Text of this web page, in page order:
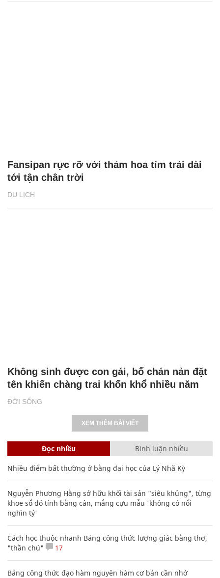
DU LỊCH
Fansipan rực rỡ với thảm hoa tím trải dài
tới tận chân trời
ĐỜI SỐNG
Không sinh được con gái, bố chán nản đặt
tên khiến chàng trai khốn khổ nhiều năm
XEM THÊM BÀI VIẾT
Đọc nhiều Bình luận nhiều
Nhiều điểm bất thường ở bằng đại học của Lý Nhã Kỳ
Nguyễn Phương Hằng sở hữu khối tài sản "siêu khủng", từng
khoe sổ đỏ tính bằng cân, mắng cựu mẫu 'không có nổi
nghìn tỷ'
Cách học thuộc nhanh Bảng công thức lượng giác bằng thơ,
"thần chú"
17
Bảng công thức đạo hàm nguyên hàm cơ bản cần nhớ